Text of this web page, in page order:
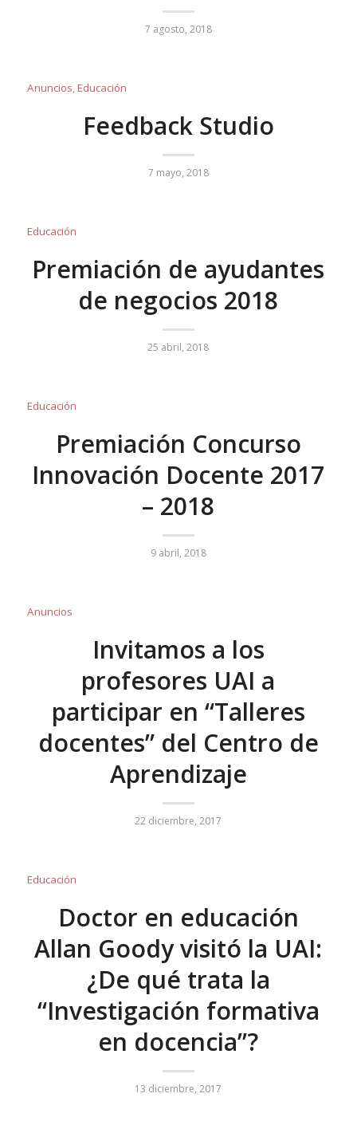
7 agosto, 2018
Anuncios,Educación
Feedback Studio
7 mayo, 2018
Educación
Premiación de ayudantes
de negocios 2018
25 abril, 2018
Educación
Premiación Concurso
Innovación Docente 2017
– 2018
9 abril, 2018
Anuncios
Invitamos a los
profesores UAI a
participar en “Talleres
docentes” del Centro de
Aprendizaje
22 diciembre, 2017
Educación
Doctor en educación
Allan Goody visitó la UAI:
¿De qué trata la
“Investigación formativa
en docencia”?
13 diciembre, 2017